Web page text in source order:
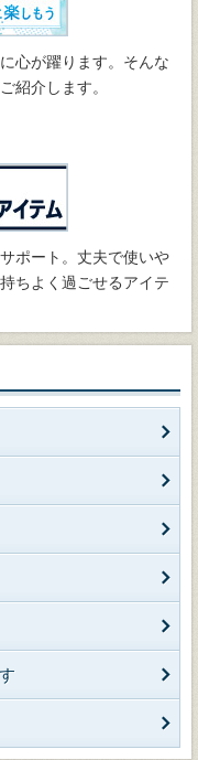
心が躍ります。そんな
紹介します。
ポート。丈夫で使いや
ちよく過ごせるアイテ